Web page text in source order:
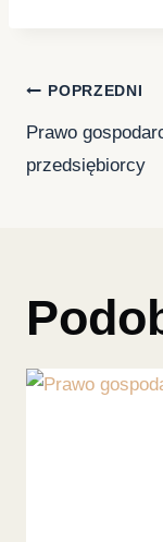
POPRZEDNI
Prawo
przedsiębiorcy